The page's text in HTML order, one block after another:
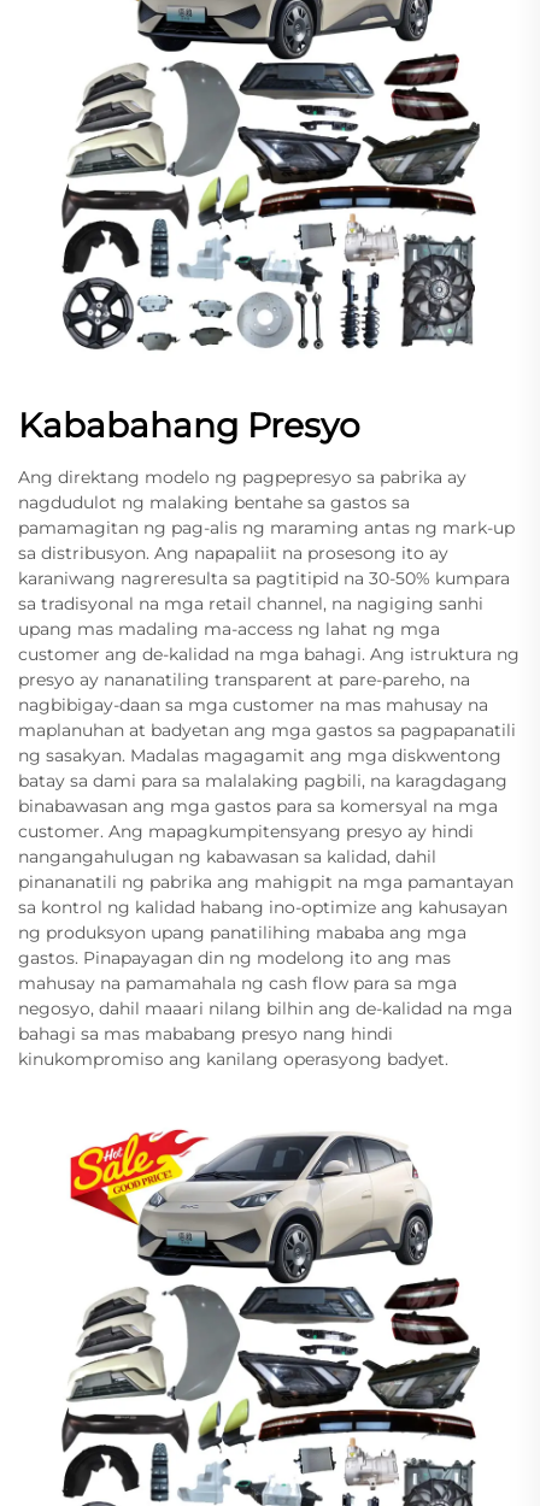
Kababahang Presyo
Ang direktang modelo ng pagpepresyo sa pabrika ay
nagdudulot ng malaking bentahe sa gastos sa
pamamagitan ng pag-alis ng maraming antas ng mark-up
sa distribusyon. Ang napapaliit na prosesong ito ay
karaniwang nagreresulta sa pagtitipid na 30-50% kumpara
sa tradisyonal na mga retail channel, na nagiging sanhi
upang mas madaling ma-access ng lahat ng mga
customer ang de-kalidad na mga bahagi. Ang istruktura ng
presyo ay nananatiling transparent at pare-pareho, na
nagbibigay-daan sa mga customer na mas mahusay na
maplanuhan at badyetan ang mga gastos sa pagpapanatili
ng sasakyan. Madalas magagamit ang mga diskwentong
batay sa dami para sa malalaking pagbili, na karagdagang
binabawasan ang mga gastos para sa komersyal na mga
customer. Ang mapagkumpitensyang presyo ay hindi
nangangahulugan ng kabawasan sa kalidad, dahil
pinananatili ng pabrika ang mahigpit na mga pamantayan
sa kontrol ng kalidad habang ino-optimize ang kahusayan
ng produksyon upang panatilihing mababa ang mga
gastos. Pinapayagan din ng modelong ito ang mas
mahusay na pamamahala ng cash flow para sa mga
negosyo, dahil maaari nilang bilhin ang de-kalidad na mga
bahagi sa mas mababang presyo nang hindi
kinukompromiso ang kanilang operasyong badyet.